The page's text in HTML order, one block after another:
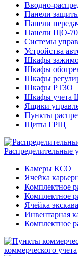
Вводно-
Панели
Панели
Панели ЩО-70
Системы
Устройства
Шкафы
Шкафы
Шкафы
Шкафы РТЗО
Шкафы учета
Ящики
Пункты
Щиты ГРЩ
Распределительные
Камеры КСО
Ячейка
Комплектное
Комплектное
Ячейка
Инвентарная
Комплектное
коммерческого учета